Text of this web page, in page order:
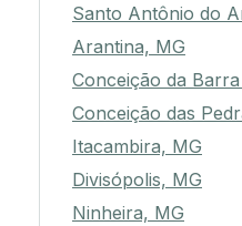
Santo Antônio do
Arantina, MG
Conceição da
Conceição das
Itacambira, MG
Divisópolis, MG
Ninheira, MG